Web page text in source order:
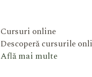
Cursuri online
Descoperă cursurile
Află mai multe